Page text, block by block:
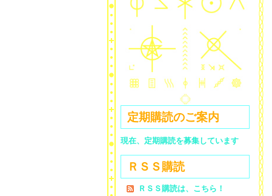
定期購読のご案内
現在、定期購読を募集しています
ＲＳＳ購読
ＲＳＳ購読は、こちら！